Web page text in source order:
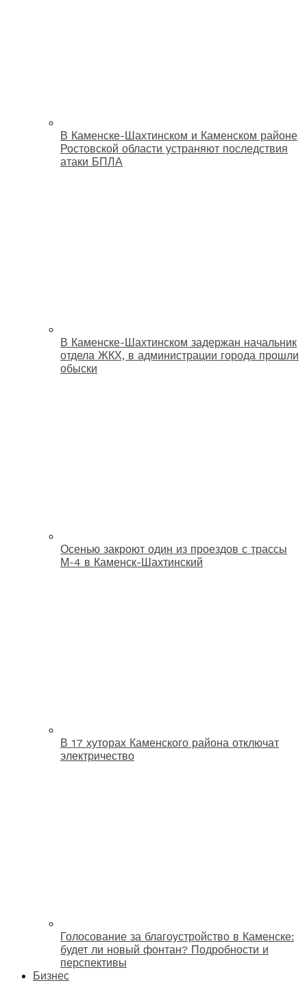
В Каменске-Шахтинском и Каменском районе
Ростовской области устраняют последствия
атаки БПЛА
В Каменске-Шахтинском задержан начальник
отдела ЖКХ, в администрации города прошли
обыски
Осенью закроют один из проездов с трассы
М-4 в Каменск-Шахтинский
В 17 хуторах Каменского района отключат
электричество
Голосование за благоустройство в Каменске:
будет ли новый фонтан? Подробности и
перспективы
Бизнес